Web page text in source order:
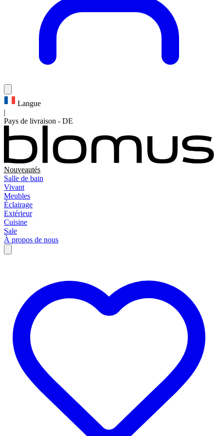
Langue
|
Pays de livraison - DE
Nouveautés
Salle de bain
Vivant
Meubles
Éclairage
Extérieur
Cuisine
Sale
À propos de nous